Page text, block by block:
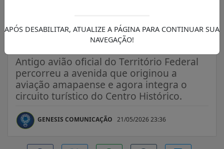
FAB como primeira pista de
pouso da capital
Antigo avião oficial do Território Federal
percorreu a avenida que originou a
aviação amapaense e agora integra o
circuito turístico do Centro Histórico.
GENESIS COMUNICAÇÃO 21/05/2026 23:36
APÓS DESABILITAR, ATUALIZE A PÁGINA PARA CONTINUAR SUA
NAVEGAÇÃO!